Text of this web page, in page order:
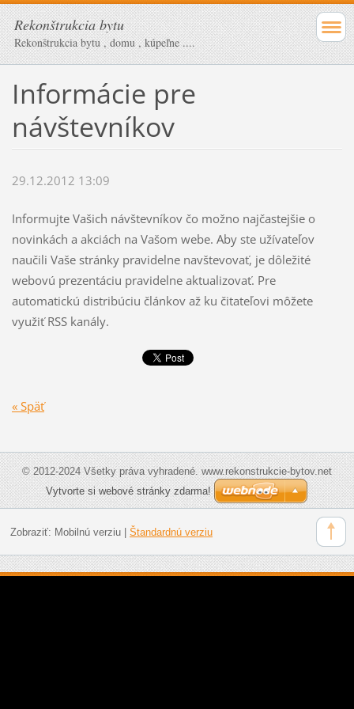
Rekonštrukcia bytu
Rekonštrukcia bytu , domu , kúpeľne ....
Informácie pre
návštevníkov
29.12.2012 13:09
Informujte Vašich návštevníkov čo možno najčastejšie o
novinkách a akciách na Vašom webe. Aby ste užívateľov
naučili Vaše stránky pravidelne navštevovať, je dôležité
webovú prezentáciu pravidelne aktualizovať. Pre
automatickú distribúciu článkov až ku čitateľovi môžete
využiť RSS kanály.
« Späť
© 2012-2024 Všetky práva vyhradené. www.rekonstrukcie-bytov.net
Vytvorte si webové stránky zdarma!
Zobraziť: Mobilnú verziu| Štandardnú verziu